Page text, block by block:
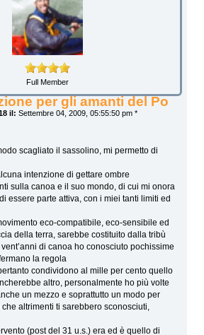
Full Member
per gli amanti del Po
il: Settembre 04, 2009, 05:55:50 pm *
scagliato il sassolino, mi permetto di
intenzione di gettare ombre
sulla canoa e il suo mondo, di cui mi onora
essere parte attiva, con i miei tanti limiti ed
eco-compatibile, eco-sensibile ed
della terra, sarebbe costituito dalla tribù
di canoa ho conosciuto pochissime
la regola
condividono al mille per cento quello
altro, personalmente ho più volte
un mezzo e soprattutto un modo per
altrimenti ti sarebbero sconosciuti,
(post del 31 u.s.) era ed è quello di